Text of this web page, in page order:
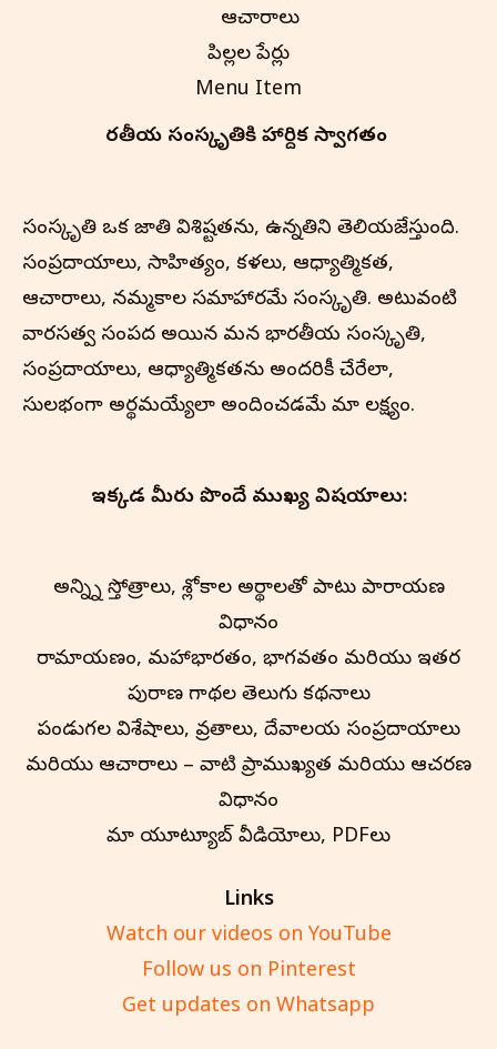
ఆచారాలు
పిల్లల పేర్లు
Menu Item
భారతీయ సంస్కృతి‌కి హార్దిక స్వాగతం
సంస్కృతి ఒక జాతి విశిష్టతను, ఉన్నతిని తెలియజేస్తుంది.
సంప్రదాయాలు, సాహిత్యం, కళలు, ఆధ్యాత్మికత,
ఆచారాలు, నమ్మకాల సమాహారమే సంస్కృతి. అటువంటి
వారసత్వ సంపద అయిన మన భారతీయ సంస్కృతి,
సంప్రదాయాలు, ఆధ్యాత్మికతను అందరికీ చేరేలా,
సులభంగా అర్థమయ్యేలా అందించడమే మా లక్ష్యం.
ఇక్కడ మీరు పొందే ముఖ్య విషయాలు:
అన్న్ని స్తోత్రాలు, శ్లోకాల అర్థాలతో పాటు పారాయణ
విధానం
రామాయణం, మహాభారతం, భాగవతం మరియు ఇతర
పురాణ గాథల తెలుగు కథనాలు
పండుగల విశేషాలు, వ్రతాలు, దేవాలయ సంప్రదాయాలు
మరియు ఆచారాలు – వాటి ప్రాముఖ్యత మరియు ఆచరణ
విధానం
మా యూట్యూబ్ వీడియోలు, PDFలు
Links
Watch our videos on YouTube
Follow us on Pinterest
Get updates on Whatsapp